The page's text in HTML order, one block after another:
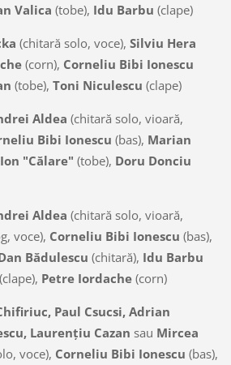
Valica (tobe), Idu Barbu (clape)
(chitară solo, voce), Silviu Hera
(corn), Corneliu Bibi Ionescu
(tobe), Toni Niculescu (clape)
Aldea (chitară solo, vioară,
Bibi Ionescu (bas), Marian
"Călare" (tobe), Doru Donciu
Aldea (chitară solo, vioară,
voce), Corneliu Bibi Ionescu (bas),
Bădulescu (chitară), Idu Barbu
(clape), Petre Iordache (corn)
Paul Csucsi, Adrian
Laurenţiu Cazan sau Mircea
voce), Corneliu Bibi Ionescu (bas),